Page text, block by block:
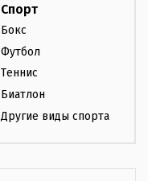
Спорт
Бокс
Футбол
Теннис
Биатлон
Другие виды спорта